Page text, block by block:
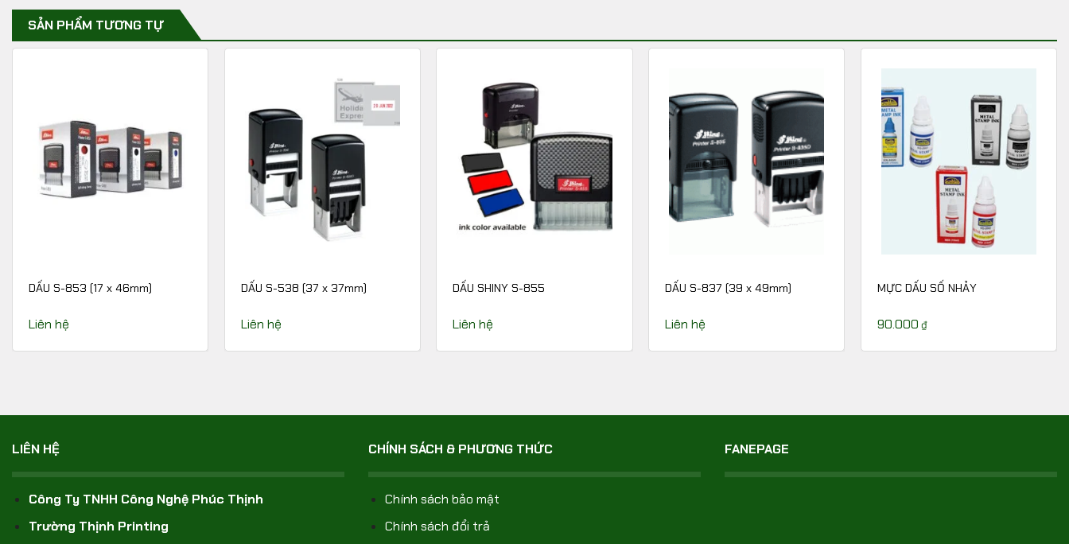
SẢN PHẨM TƯƠNG TỰ
DẤU S-853 (17 x 46mm)
Liên hệ
DẤU S-538 (37 x 37mm)
Liên hệ
DẤU SHINY S-855
Liên hệ
DẤU S-837 (39 x 49mm)
Liên hệ
MỰC DẤU SỐ NHẢY
90.000 ₫
LIÊN HỆ
Công Ty TNHH Công Nghệ Phúc Thịnh
Trường Thịnh Printing
CHÍNH SÁCH & PHƯƠNG THỨC
Chính sách bảo mật
Chính sách đổi trả
FANEPAGE